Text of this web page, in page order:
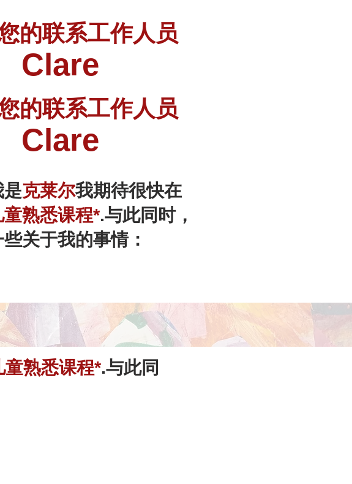
的联系工作人员
Clare
的联系工作人员
Clare
是克莱尔我期待很快在
童熟悉课程*.与此同时，
关于我的事情：
童熟悉课程*.与此同